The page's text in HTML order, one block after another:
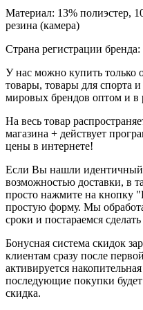
Материал: 13% полиэстер,
резина (камера)
Страна регистрации
У нас можно купить только
товары, товары для спорта
мировых брендов оптом и в
На весь товар
магазина + действует
цены в интернете!
Если Вы нашли идентичный
возможностью доставки, в
просто нажмите на кнопку
простую форму. Мы
сроки и постараемся
Бонусная система скидок
клиентам сразу после
активируется
последующие покупки
скидка.